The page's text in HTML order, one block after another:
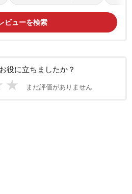
ビューを検索
役に立ちましたか？
★ まだ評価がありません